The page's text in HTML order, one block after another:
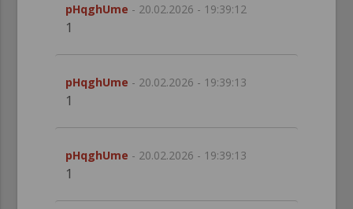
pHqghUme - 20.02.2026 - 19:39:12
1
pHqghUme - 20.02.2026 - 19:39:13
1
pHqghUme - 20.02.2026 - 19:39:13
1